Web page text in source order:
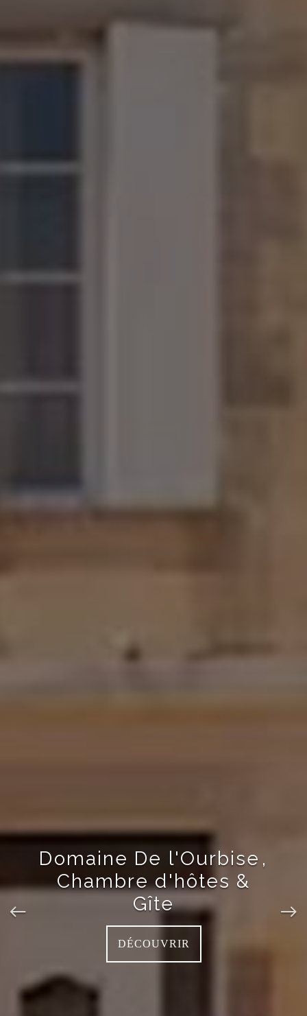
Domaine De l'Ourbise ,
Chambre d'hôtes &
Gîte
DÉCOUVRIR